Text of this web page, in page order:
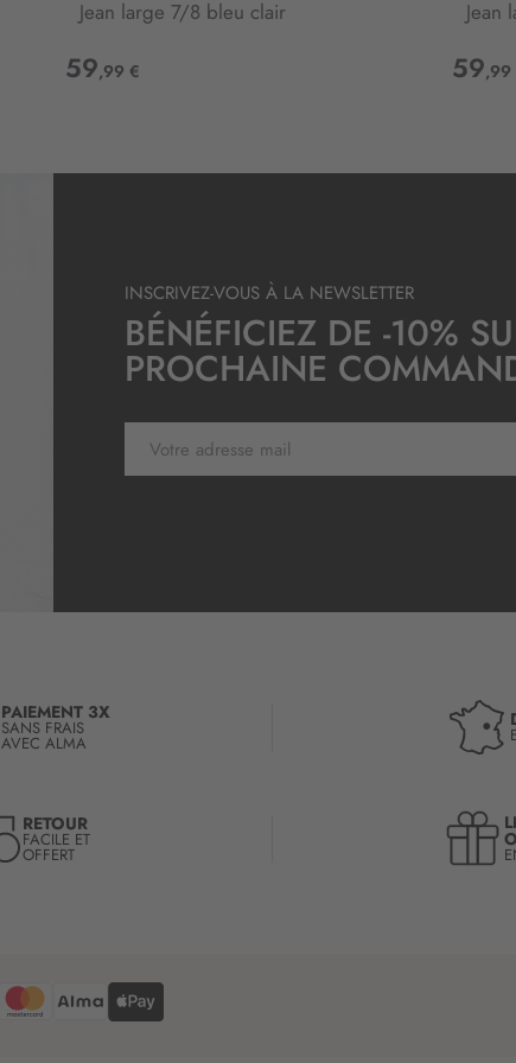
Jean large 7/8 bleu clair
59,99 €
Jean
59,99
INSCRIVEZ-VOUS À LA NEWSLETTER
BÉNÉFICIEZ DE -10%
PROCHAINE
s
t
e
d
PAIEMENT 3X
SANS FRAIS
AVEC ALMA
RETOUR
FACILE ET
OFFERT
i